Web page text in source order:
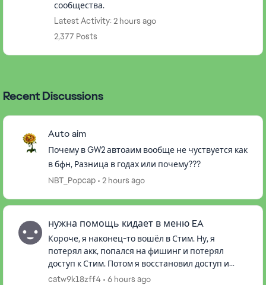
сообщества.
Latest Activity: 2 hours ago
2,377 Posts
Recent Discussions
Auto aim
Почему в GW2 автоаим вообще не чуствуется как
в бфн, Разница в годах или почему???
NBT_Popcap
2 hours ago
нужна помощь кидает в меню EA
Короче, я наконец-то вошёл в Стим. Ну, я
потерял акк, попался на фишинг и потерял
доступ к Стим. Потом я восстановил доступ и
решил загуглить, как я мог попасться на
catw9k18zff4 6 hours ago